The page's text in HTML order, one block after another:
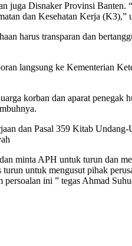
juga Disnaker Provinsi Banten.
dan Kesehatan Kerja (K3),”
harus transparan dan
langsung ke Kementerian
korban dan aparat penegak
dan Pasal 359 Kitab
minta APH untuk turun dan
untuk mengusut pihak
ini ” tegas Ahmad